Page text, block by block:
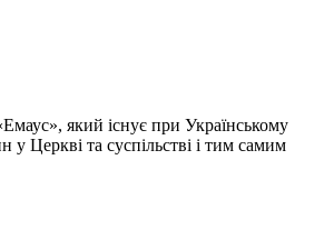
який існує при Українському
Церкві та суспільстві і тим самим